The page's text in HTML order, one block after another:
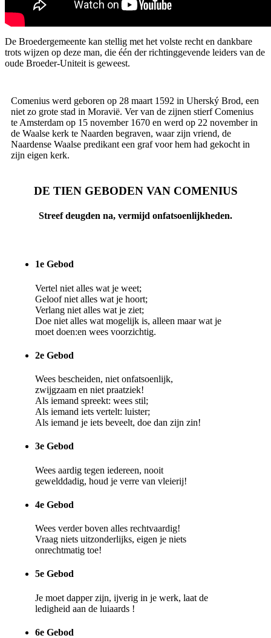
De Broedergemeente kan stellig met het volste recht en dankbare
trots wijzen op deze man, die één der richtinggevende leiders van de
oude Broeder-Uniteit is geweest.
Comenius werd geboren op 28 maart 1592 in Uherský Brod, een
niet zo grote stad in Moravië. Ver van de zijnen stierf Comenius
te Amsterdam op 15 november 1670 en werd op 22 november in
de Waalse kerk te Naarden begraven, waar zijn vriend, de
Naardense Waalse predikant een graf voor hem had gekocht in
zijn eigen kerk.
DE TIEN GEBODEN VAN COMENIUS
Streef deugden na, vermijd onfatsoenlijkheden.
1e Gebod
Vertel niet alles wat je weet;
Geloof niet alles wat je hoort;
Verlang niet alles wat je ziet;
Doe niet alles wat mogelijk is, alleen maar wat je
moet doen:en wees voorzichtig.
2e Gebod
Wees bescheiden, niet onfatsoenlijk,
zwijgzaam en niet praatziek!
Als iemand spreekt: wees stil;
Als iemand iets vertelt: luister;
Als iemand je iets beveelt, doe dan zijn zin!
3e Gebod
Wees aardig tegen iedereen, nooit
gewelddadig, houd je verre van vleierij!
4e Gebod
Wees verder boven alles rechtvaardig!
Vraag niets uitzonderlijks, eigen je niets
onrechtmatig toe!
5e Gebod
Je moet dapper zijn, ijverig in je werk, laat de
ledigheid aan de luiaards !
6e Gebod